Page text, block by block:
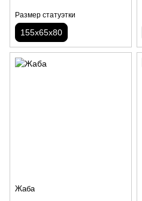
Размер статуэтки
155х65х80
Жаба